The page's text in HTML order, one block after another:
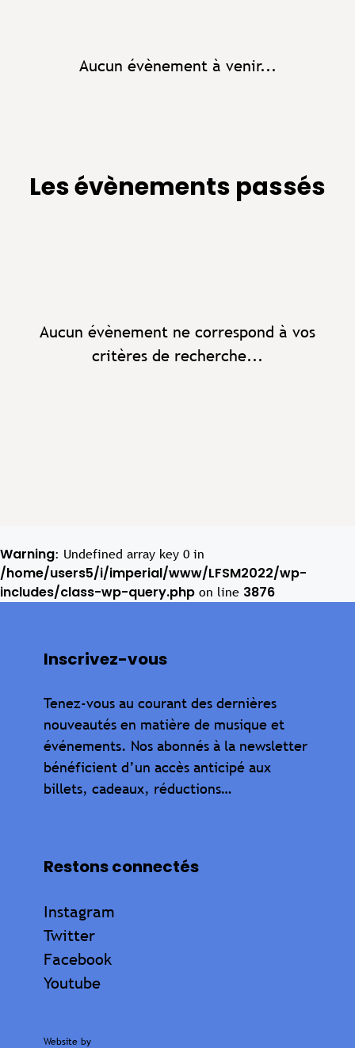
Aucun évènement à venir...
Les évènements passés
Aucun évènement ne correspond à vos
critères de recherche...
Warning: Undefined array key 0 in
/home/users5/i/imperial/www/LFSM2022/wp-
includes/class-wp-query.php on line 3876
Inscrivez-vous
Tenez-vous au courant des dernières
nouveautés en matière de musique et
événements. Nos abonnés à la newsletter
bénéficient d’un accès anticipé aux
billets, cadeaux, réductions…
Restons connectés
Instagram
Twitter
Facebook
Youtube
Website by